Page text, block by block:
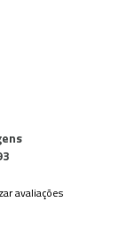
avaliações